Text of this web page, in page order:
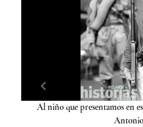
Al niño que presentamos en